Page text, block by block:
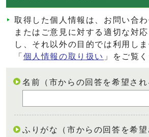
取得した個人情報は、お問い合わ
またはご意見に対する適切な対
し、それ以外の目的では利用し
「 個人情報の取り扱い 」をご覧
名前（市からの回答を希望され
ふりがな（市からの回答を希